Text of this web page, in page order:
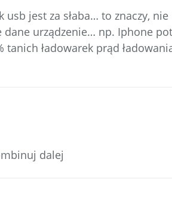
usb jest za słaba… to znaczy,
urządzenie… np. Iphone
tanich ładowarek prąd
dalej